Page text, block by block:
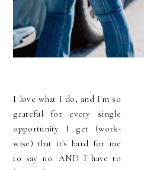
I love what I do, and I'm so
grateful for every single
opportunity I get (work-
wise) that it's hard for me
to say no. AND I have to